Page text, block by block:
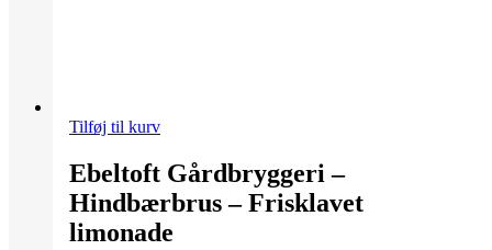
Tilføj til kurv
Ebeltoft Gårdbryggeri –
Hindbærbrus – Frisklavet
limonade